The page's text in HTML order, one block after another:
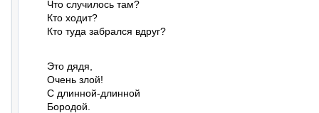
Что случилось там?
Кто ходит?
Кто туда забрался вдруг?
Это дядя,
Очень злой!
С длинной-длинной
Бородой.